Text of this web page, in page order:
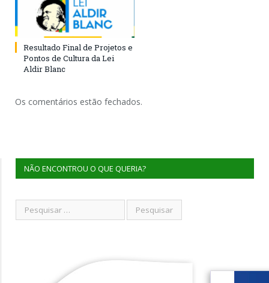
Resultado Final de Projetos e
Pontos de Cultura da Lei
Aldir Blanc
Os comentários estão fechados.
NÃO ENCONTROU O QUE QUERIA?